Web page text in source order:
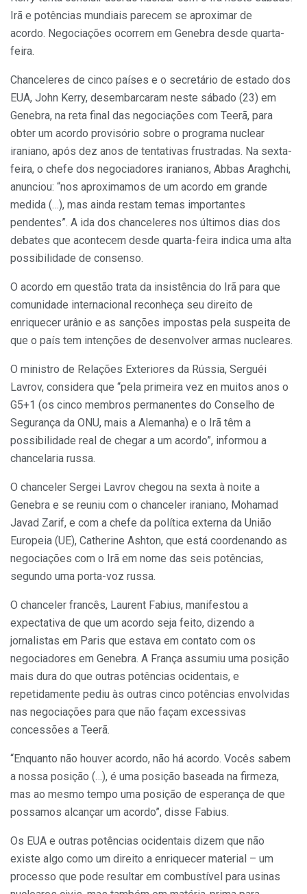
Irã e potências mundiais parecem se aproximar de
acordo. Negociações ocorrem em Genebra desde quarta-
feira.
Chanceleres de cinco países e o secretário de estado dos
EUA, John Kerry, desembarcaram neste sábado (23) em
Genebra, na reta final das negociações com Teerã, para
obter um acordo provisório sobre o programa nuclear
iraniano, após dez anos de tentativas frustradas. Na sexta-
feira, o chefe dos negociadores iranianos, Abbas Araghchi,
anunciou: “nos aproximamos de um acordo em grande
medida (…), mas ainda restam temas importantes
pendentes”. A ida dos chanceleres nos últimos dias dos
debates que acontecem desde quarta-feira indica uma alta
possibilidade de consenso.
O acordo em questão trata da insistência do Irã para que
comunidade internacional reconheça seu direito de
enriquecer urânio e as sanções impostas pela suspeita de
que o país tem intenções de desenvolver armas nucleares.
O ministro de Relações Exteriores da Rússia, Serguéi
Lavrov, considera que “pela primeira vez en muitos anos o
G5+1 (os cinco membros permanentes do Conselho de
Segurança da ONU, mais a Alemanha) e o Irã têm a
possibilidade real de chegar a um acordo”, informou a
chancelaria russa.
O chanceler Sergei Lavrov chegou na sexta à noite a
Genebra e se reuniu com o chanceler iraniano, Mohamad
Javad Zarif, e com a chefe da política externa da União
Europeia (UE), Catherine Ashton, que está coordenando as
negociações com o Irã em nome das seis potências,
segundo uma porta-voz russa.
O chanceler francês, Laurent Fabius, manifestou a
expectativa de que um acordo seja feito, dizendo a
jornalistas em Paris que estava em contato com os
negociadores em Genebra. A França assumiu uma posição
mais dura do que outras potências ocidentais, e
repetidamente pediu às outras cinco potências envolvidas
nas negociações para que não façam excessivas
concessões a Teerã.
“Enquanto não houver acordo, não há acordo. Vocês sabem
a nossa posição (…), é uma posição baseada na firmeza,
mas ao mesmo tempo uma posição de esperança de que
possamos alcançar um acordo”, disse Fabius.
Os EUA e outras potências ocidentais dizem que não
existe algo como um direito a enriquecer material – um
processo que pode resultar em combustível para usinas